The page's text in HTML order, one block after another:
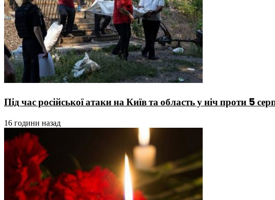
Під час російської атаки на Київ та область у ніч проти 5
16 години назад